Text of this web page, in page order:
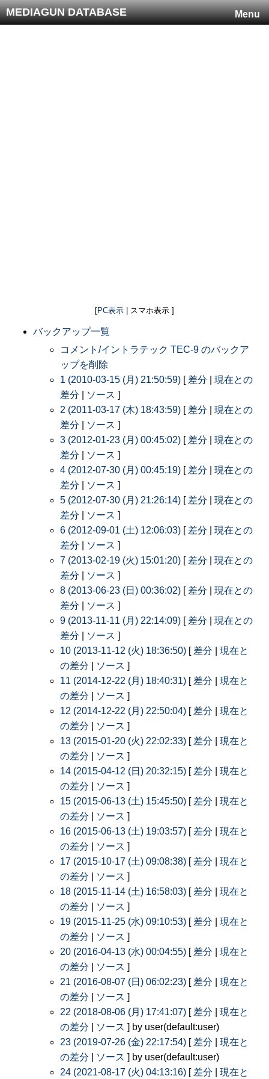
Menu
MEDIAGUN DATABASE
[PC表示 | スマホ表示 ]
バックアップ一覧
コメント/イントラテック TEC-9 のバックア
ップを削除
1 (2010-03-15 (月) 21:50:59) [ 差分
現在との
差分
ソース ]
2 (2011-03-17 (木) 18:43:59) [ 差分
現在との
差分
ソース ]
3 (2012-01-23 (月) 00:45:02) [ 差分
現在との
差分
ソース ]
4 (2012-07-30 (月) 00:45:19) [ 差分
現在との
差分
ソース ]
5 (2012-07-30 (月) 21:26:14) [ 差分
現在との
差分
ソース ]
6 (2012-09-01 (土) 12:06:03) [ 差分
現在との
差分
ソース ]
7 (2013-02-19 (火) 15:01:20) [ 差分
現在との
差分
ソース ]
8 (2013-06-23 (日) 00:36:02) [ 差分
現在との
差分
ソース ]
9 (2013-11-11 (月) 22:14:09) [ 差分
現在との
差分
ソース ]
10 (2013-11-12 (火) 18:36:50) [ 差分
現在と
の差分
ソース ]
11 (2014-12-22 (月) 18:40:31) [ 差分
現在と
の差分
ソース ]
12 (2014-12-22 (月) 22:50:04) [ 差分
現在と
の差分
ソース ]
13 (2015-01-20 (火) 22:02:33) [ 差分
現在と
の差分
ソース ]
14 (2015-04-12 (日) 20:32:15) [ 差分
現在と
の差分
ソース ]
15 (2015-06-13 (土) 15:45:50) [ 差分
現在と
の差分
ソース ]
16 (2015-06-13 (土) 19:03:57) [ 差分
現在と
の差分
ソース ]
17 (2015-10-17 (土) 09:08:38) [ 差分
現在と
の差分
ソース ]
18 (2015-11-14 (土) 16:58:03) [ 差分
現在と
の差分
ソース ]
19 (2015-11-25 (水) 09:10:53) [ 差分
現在と
の差分
ソース ]
20 (2016-04-13 (水) 00:04:55) [ 差分
現在と
の差分
ソース ]
21 (2016-08-07 (日) 06:02:23) [ 差分
現在と
の差分
ソース ]
22 (2018-08-06 (月) 17:41:07) [ 差分
現在と
の差分
ソース ] by user(default:user)
23 (2019-07-26 (金) 22:17:54) [ 差分
現在と
の差分
ソース ] by user(default:user)
24 (2021-08-17 (火) 04:13:16) [ 差分 現在と